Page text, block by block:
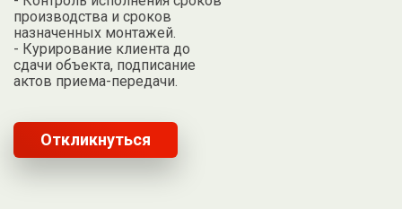
производства и сроков
назначенных монтажей.
- Курирование клиента до
сдачи объекта, подписание
актов приема-передачи.
Откликнуться